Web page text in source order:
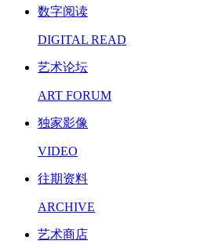
数字阅读
DIGITAL READ
艺术论坛
ART FORUM
独家影像
VIDEO
往期资料
ARCHIVE
艺术商店